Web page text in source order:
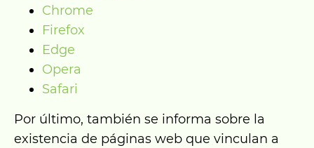
Chrome
Firefox
Edge
Opera
Safari
Por último, también se informa sobre la
existencia de páginas web que vinculan a